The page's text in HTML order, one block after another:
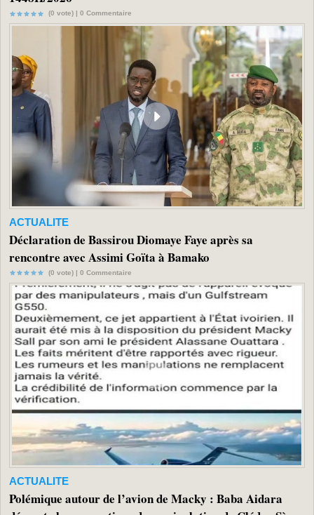
(0 vote) | 0 Commentaire
ACTUALITE
Déclaration de Bassirou Diomaye Faye après sa
rencontre avec Assimi Goïta à Bamako
(0 vote) | 0 Commentaire
ACTUALITE
Polémique autour de l’avion de Macky : Baba Aidara